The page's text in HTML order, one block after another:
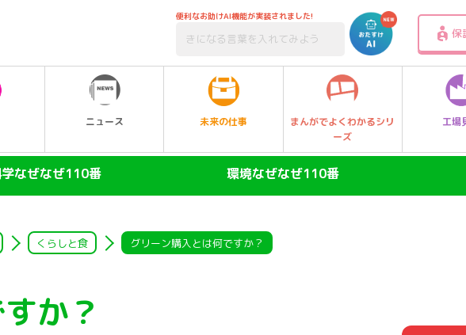
便利なお助けAI機能が実装されました!
保
ニュース 未来の仕事
まんがでよくわかるシリ
ーズ
工場
なぜなぜ110番
陸の動物
水の動物
環境なぜなぜ110番
自然・生物
くらしと食 グリーン購入とは何ですか？
か？